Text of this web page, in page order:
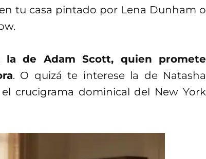
tu casa pintado por Lena Dunham o
la de Adam Scott, quien promete
. O quizá te interese la de Natasha
crucigrama dominical del New York